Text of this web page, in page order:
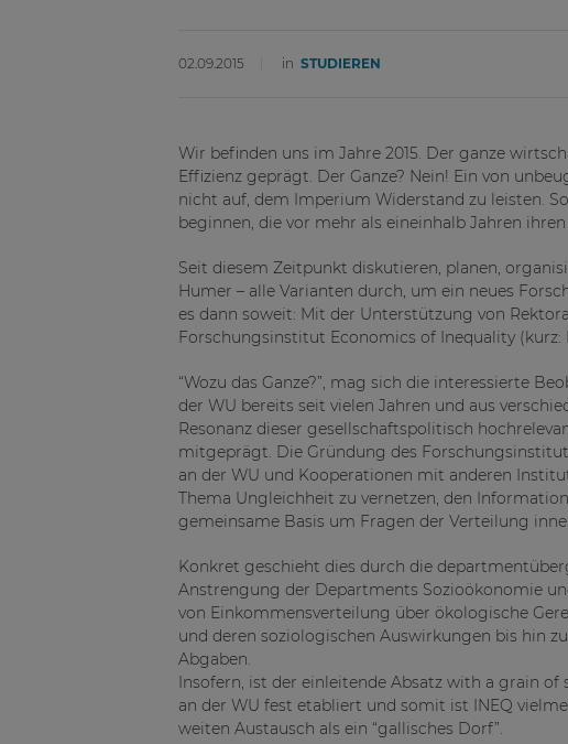
02.09.2015 in STUDIEREN
Wir befinden uns im Jahre 2015. Der ganze
Effizienz geprägt. Der Ganze? Nein! Ein von
nicht auf, dem Imperium Widerstand zu leisten.
beginnen, die vor mehr als eineinhalb Jahren
Seit diesem Zeitpunkt diskutieren, planen,
Humer – alle Varianten durch, um ein neues
es dann soweit: Mit der Unterstützung von
Forschungsinstitut Economics of Inequality
“Wozu das Ganze?”, mag sich die interessierte
der WU bereits seit vielen Jahren und aus
Resonanz dieser gesellschaftspolitisch
mitgeprägt. Die Gründung des
an der WU und Kooperationen mit anderen
Thema Ungleichheit zu vernetzen, den
gemeinsame Basis um Fragen der Verteilung
Konkret geschieht dies durch die
Anstrengung der Departments Sozioökonomie
von Einkommensverteilung über ökologische
und deren soziologischen Auswirkungen bis hin
Abgaben.
Insofern, ist der einleitende Absatz with a grain of
an der WU fest etabliert und somit ist INEQ
weiten Austausch als ein “gallisches Dorf”.